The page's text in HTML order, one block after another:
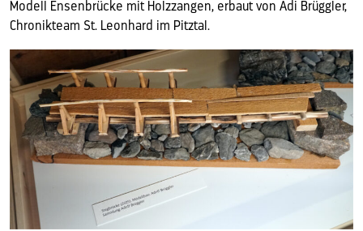
Modell Ensenbrücke mit Holzzangen, erbaut von Adi Brüggler,
Chronikteam St. Leonhard im Pitztal.